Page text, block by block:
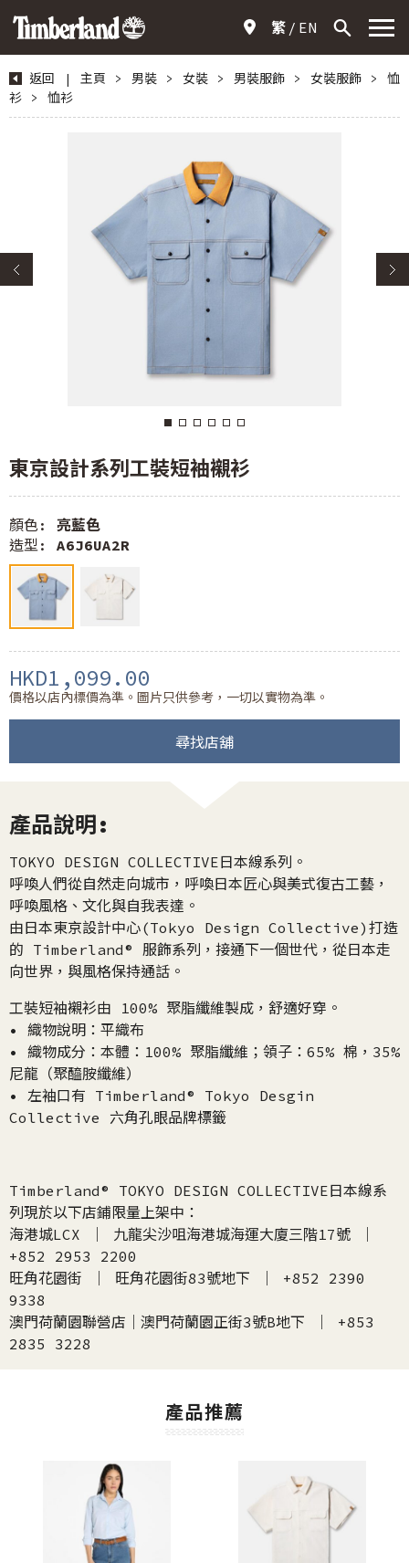
繁 EN
返回 | 主頁 > 男裝 > 女裝 > 男裝服飾 > 女裝服飾 >
恤
衫
> 恤衫
東京設計系列工裝短袖襯衫
顏色: 亮藍色
造型: A6J6UA2R
HKD1,099.00
價格以店內標價為準。圖片只供參考，一切以實物為準。
尋找店舖
產品說明:
TOKYO DESIGN COLLECTIVE日本線系列。
呼喚人們從自然走向城市，呼喚日本匠心與美式復古工藝，
呼喚風格、文化與自我表達。
由日本東京設計中心(Tokyo Design Collective)打造
的 Timberland® 服飾系列，接通下一個世代，從日本走
向世界，與風格保持通話。
工裝短袖襯衫由 100% 聚脂纖維製成，舒適好穿。
• 織物說明：平織布
• 織物成分：本體：100% 聚脂纖維；領子：65% 棉，35%
尼龍（聚醯胺纖維）
• 左袖口有 Timberland® Tokyo Desgin
Collective 六角孔眼品牌標籤
Timberland® TOKYO DESIGN COLLECTIVE日本線系
列現於以下店鋪限量上架中：
海港城LCX ｜ 九龍尖沙咀海港城海運大廈三階17號 ｜
+852 2953 2200
旺角花園街 ｜ 旺角花園街83號地下 ｜ +852 2390
9338
澳門荷蘭園聯營店｜澳門荷蘭園正街3號B地下 ｜ +853
2835 3228
產品推薦